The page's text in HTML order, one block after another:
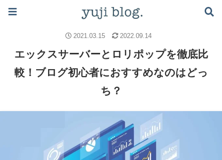
レンタルサーバー
エックスサーバーとロリポップを徹底比
較！ブログ初心者におすすめなのはどっ
ち？
2021.03.15 2022.09.14